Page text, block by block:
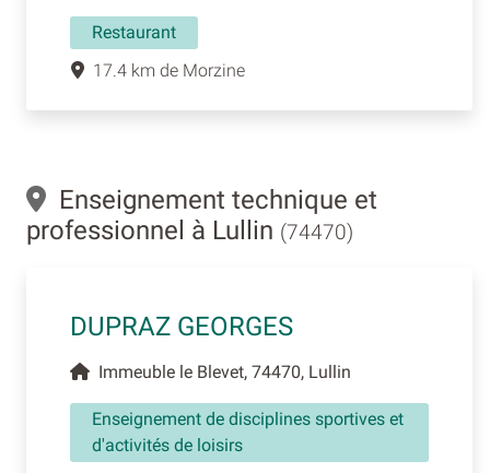
Restaurant
17.4 km de Morzine
Enseignement technique et
professionnel à Lullin (74470)
DUPRAZ GEORGES
Immeuble le Blevet, 74470, Lullin
Enseignement de disciplines sportives et
d'activités de loisirs